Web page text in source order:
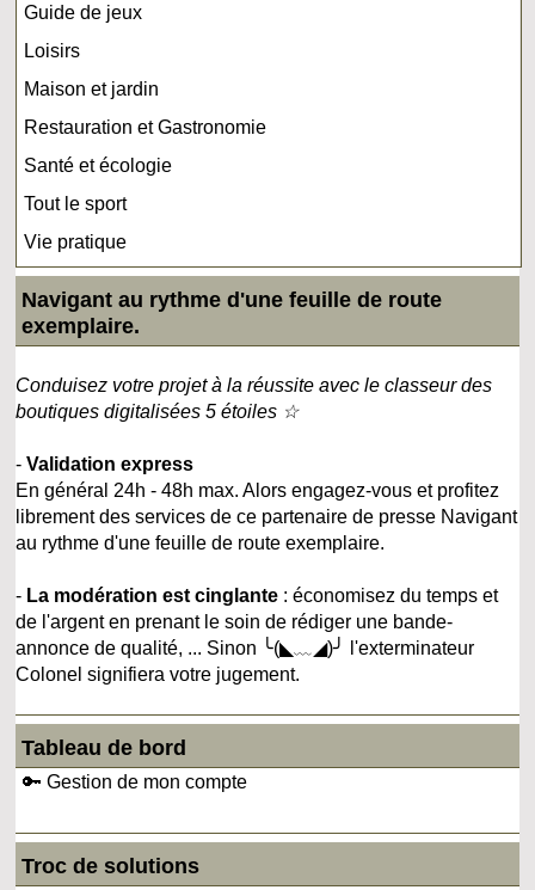
Guide de jeux
Loisirs
Maison et jardin
Restauration et Gastronomie
Santé et écologie
Tout le sport
Vie pratique
Navigant au rythme d'une feuille de route
exemplaire.
Conduisez votre projet à la réussite avec le classeur des
boutiques digitalisées 5 étoiles ☆
-Validation express
En général 24h - 48h max. Alors engagez-vous et profitez
librement des services de ce partenaire de presse Navigant
au rythme d'une feuille de route exemplaire.
- La modération est cinglante : économisez du temps et
de l'argent en prenant le soin de rédiger une bande-
annonce de qualité, ... Sinon ╰(◣﹏◢)╯ l'exterminateur
Colonel signifiera votre jugement.
Tableau de bord
🔑 Gestion de mon compte
Troc de solutions